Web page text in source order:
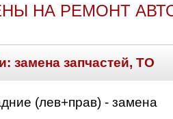
НА РЕМОНТ
замена запчастей, ТО
(лев+прав) - замена